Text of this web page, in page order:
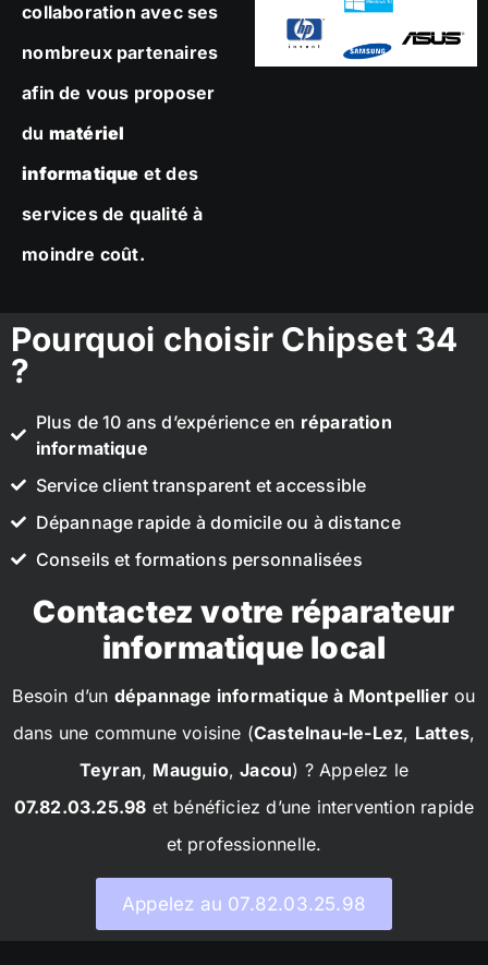
collaboration avec ses
nombreux partenaires
afin de vous proposer
du matériel
informatique et des
services de qualité à
moindre coût.
Pourquoi choisir Chipset 34
?
Plus de 10 ans d’expérience en réparation
informatique
Service client transparent et accessible
Dépannage rapide à domicile ou à distance
Conseils et formations personnalisées
Contactez votre réparateur
informatique local
Besoin d’un dépannage informatique à Montpellier ou
dans une commune voisine (Castelnau-le-Lez, Lattes,
Teyran, Mauguio,Jacou) ? Appelez le
07.82.03.25.98 et bénéficiez d’une intervention rapide
et professionnelle.
Appelez au 07.82.03.25.98